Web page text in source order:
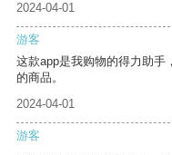
2024-04-01
游客
这款app是我购物的得力助手
的商品。
2024-04-01
游客